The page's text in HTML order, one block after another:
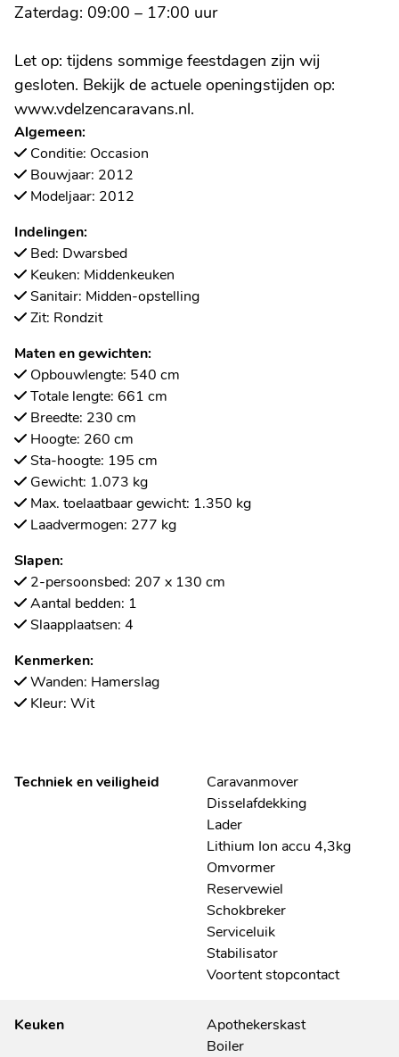
Zaterdag: 09:00 – 17:00 uur
Let op: tijdens sommige feestdagen zijn wij
gesloten. Bekijk de actuele openingstijden op:
www.vdelzencaravans.nl.
Algemeen:
Conditie: Occasion
Bouwjaar: 2012
Modeljaar: 2012
Indelingen:
Bed: Dwarsbed
Keuken: Middenkeuken
Sanitair: Midden-opstelling
Zit: Rondzit
Maten en gewichten:
Opbouwlengte: 540 cm
Totale lengte: 661 cm
Breedte: 230 cm
Hoogte: 260 cm
Sta-hoogte: 195 cm
Gewicht: 1.073 kg
Max. toelaatbaar gewicht: 1.350 kg
Laadvermogen: 277 kg
Slapen:
2-persoonsbed: 207 x 130 cm
Aantal bedden: 1
Slaapplaatsen: 4
Kenmerken:
Wanden: Hamerslag
Kleur: Wit
Techniek en veiligheid
Caravanmover
Disselafdekking
Lader
Lithium Ion accu 4,3kg
Omvormer
Reservewiel
Schokbreker
Serviceluik
Stabilisator
Voortent stopcontact
Keuken
Apothekerskast
Boiler